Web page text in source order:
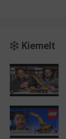
Kiemelt